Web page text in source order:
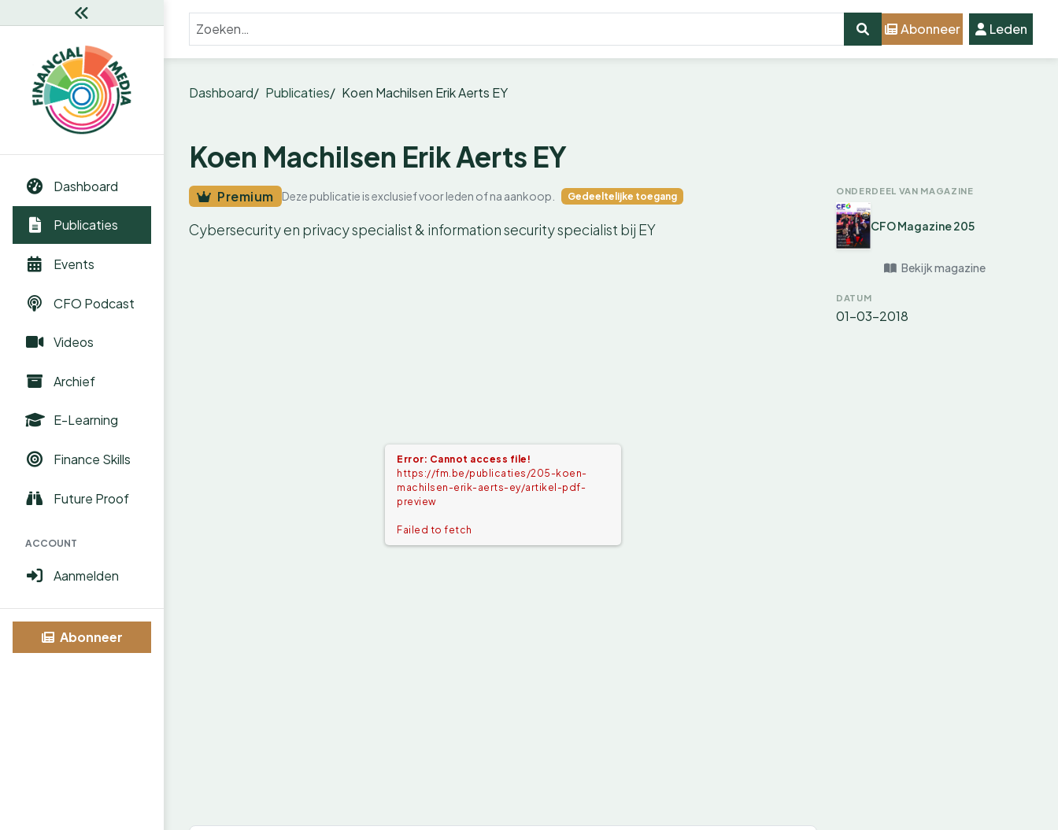
Dashboard
Publicaties
Events
CFO Podcast
Videos
Archief
E-Learning
Finance Skills
Future Proof
ACCOUNT
Aanmelden
Abonneer
Abonneer Leden
Dashboard Publicaties Koen Machilsen Erik Aerts EY
Koen Machilsen Erik Aerts EY
Premium Deze publicatie is exclusief voor leden of na aankoop. Gedeeltelijke toegang
Cybersecurity en privacy specialist & information security specialist bij EY
Error: Cannot access file!
https://fm.be/publicaties/205-koen-
machilsen-erik-aerts-ey/artikel-pdf-
preview
Failed to fetch
ONDERDEEL VAN MAGAZINE
CFO Magazine 205
Bekijk magazine
DATUM
01-03-2018